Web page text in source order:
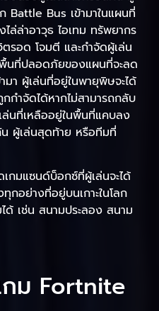
Battle Bus เข้ามาในแผนที่
ล่ล่าอาวุธ ไอเทม ทรัพยากร
รอด โจมตี และกำจัดผู้เล่น
นที่ปลอดภัยของแผนที่จะลด
า ผู้เล่นที่อยู่ในพายุพิษจะได้
กำจัดได้หากไม่สามารถกลับ
ล่นที่เหลืออยู่ในพื้นที่แคบลง
น ผู้เล่นสุดท้าย หรือทีมที่
กมแซนด์บ็อกซ์ที่ผู้เล่นจะได้
กอย่างที่อยู่บนเกาะในโลก
ด้ เช่น สนามประลอง สนาม
กม Fortnite